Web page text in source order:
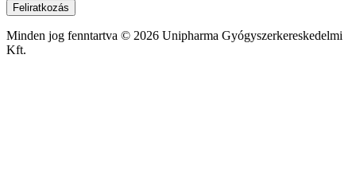
Feliratkozás
Minden jog fenntartva © 2026 Unipharma Gyógyszerkereskedelmi
Kft.